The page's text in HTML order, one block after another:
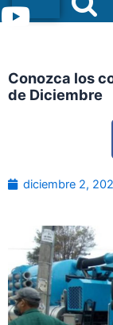
Menu
Conozca los
de Diciembre
diciembre 2,